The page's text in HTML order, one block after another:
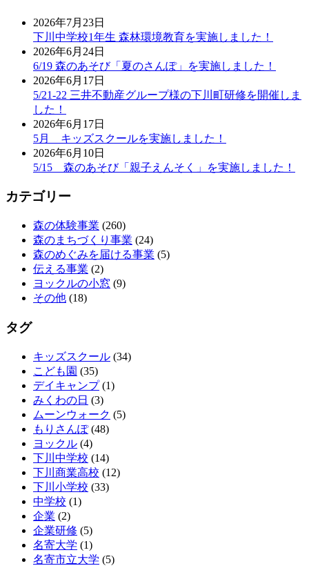
2026年7月23日
下川中学校1年生 森林環境教育を実施しました！
2026年6月24日
6/19 森のあそび「夏のさんぽ」を実施しました！
2026年6月17日
5/21-22 三井不動産グループ様の下川町研修を開催しま
した！
2026年6月17日
5月 キッズスクールを実施しました！
2026年6月10日
5/15 森のあそび「親子えんそく」を実施しました！
カテゴリー
森の体験事業 (260)
森のまちづくり事業 (24)
森のめぐみを届ける事業 (5)
伝える事業 (2)
ヨックルの小窓 (9)
その他 (18)
タグ
キッズスクール (34)
こども園 (35)
デイキャンプ(1)
みくわの日 (3)
ムーンウォーク (5)
もりさんぽ(48)
ヨックル (4)
下川中学校 (14)
下川商業高校 (12)
下川小学校 (33)
中学校 (1)
企業 (2)
企業研修 (5)
名寄大学 (1)
名寄市立大学 (5)